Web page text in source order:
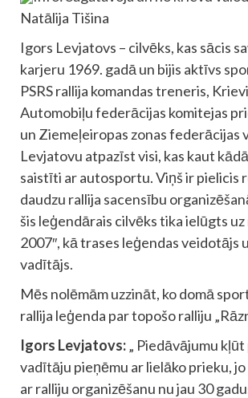
Natālija Tišina
Igors Levjatovs – cilvēks, kas sācis
karjeru 1969. gadā un bijis aktīvs
PSRS rallija komandas treneris,
Automobiļu federācijas komitejas
un Ziemeļeiropas zonas federācijas
Levjatovu atpazīst visi, kas kaut
saistīti ar autosportu. Viņš ir pielicis
daudzu rallija sacensību
šis leģendārais cilvēks tika ielūgts uz
2007″, kā trases leģendas veidotājs
vadītājs.
Mēs nolēmām uzzināt, ko domā
rallija leģenda par topošo ralliju
Igors Levjatovs:„ Piedāvājumu
vadītāju pieņēmu ar lielāko prieku,
ar ralliju organizēšanu nu jau 30